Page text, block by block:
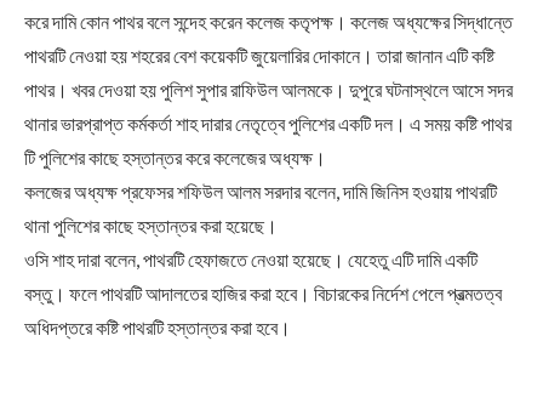
করে দামি কোন পাথর বলে সন্দেহ করেন কলেজ কতৃপক্ষ। কলেজ অধ্যক্ষের সিদ্ধান্তে
পাথরটি নেওয়া হয় শহরের বেশ কয়েকটি জুয়েলারির দোকানে। তারা জানান এটি কষ্টি
পাথর। খবর দেওয়া হয় পুলিশ সুপার রাফিউল আলমকে। দুপুরে ঘটনাস্থলে আসে সদর
থানার ভারপ্রাপ্ত কর্মকর্তা শাহ দারার নেতৃত্বে পুলিশের একটি দল। এ সময় কষ্টি পাথর
টি পুলিশের কাছে হস্তান্তর করে কলেজের অধ্যক্ষ।
কলজের অধ্যক্ষ প্রফেসর শফিউল আলম সরদার বলেন, দামি জিনিস হওয়ায় পাথরটি
থানা পুলিশের কাছে হস্তান্তর করা হয়েছে।
ওসি শাহ দারা বলেন, পাথরটি হেফাজতে নেওয়া হয়েছে। যেহেতু এটি দামি একটি
বস্তু। ফলে পাথরটি আদালতের হাজির করা হবে। বিচারকের নির্দেশ পেলে প্রত্মতত্ব
অধিদপ্তরে কষ্টি পাথরটি হস্তান্তর করা হবে।